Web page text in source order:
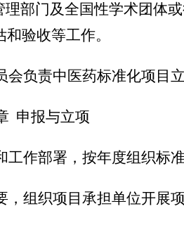
门及全国性学术团体
验收等工作。
负责中医药标准化项目
申报与立项
作部署，按年度组织标
组织项目承担单位开展项